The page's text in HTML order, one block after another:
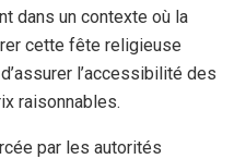
dans un contexte où la
cette fête religieuse
l’accessibilité des
raisonnables.
par les autorités